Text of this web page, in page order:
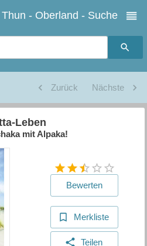
- Oberland - Suche
Zurück Nächste
Leben
mit Alpaka!
Bewerten
Merkliste
Teilen